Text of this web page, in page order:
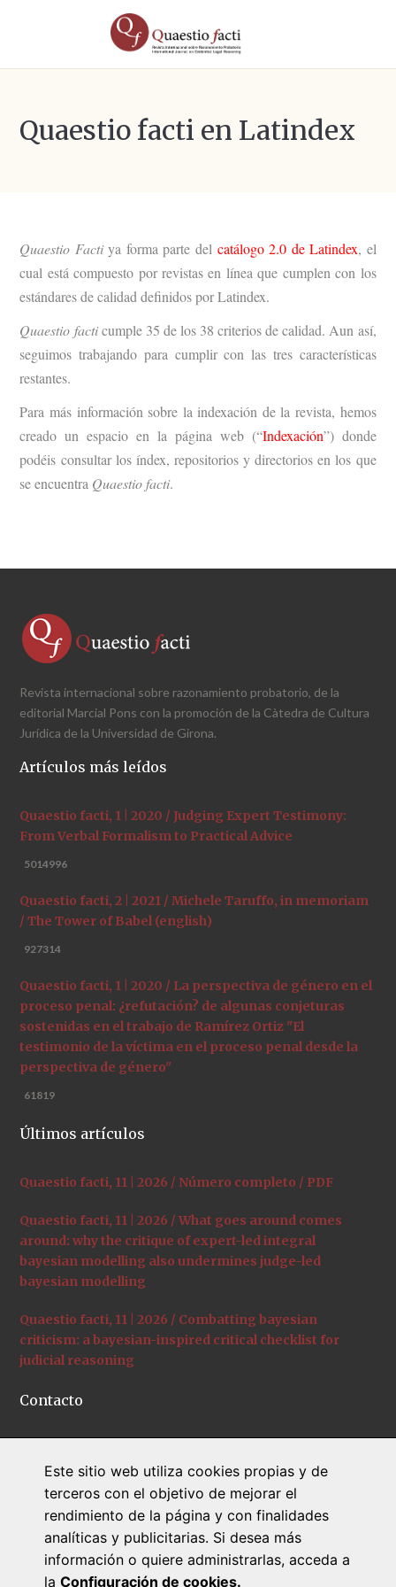
Quaestio facti en Latindex
Quaestio Factiya forma parte del catálogo 2.0 de Latindex, el
cual está compuesto por revistas en línea que cumplen con los
estándares de calidad definidos por Latindex.
Quaestio facticumple 35 de los 38 criterios de calidad. Aun así,
seguimos trabajando para cumplir con las tres características
restantes.
Para más información sobre la indexación de la revista, hemos
creado un espacio en la página web (“Indexación”) donde
podéis consultar los índex, repositorios y directorios en los que
se encuentra Quaestio facti.
Revista internacional sobre razonamiento probatorio, de la
editorial Marcial Pons con la promoción de la Càtedra de Cultura
Jurídica de la Universidad de Girona.
Artículos más leídos
Quaestio facti, 1 | 2020 / Judging Expert Testimony:
From Verbal Formalism to Practical Advice
5014996
Quaestio facti, 2 | 2021 / Michele Taruffo, in memoriam
/ The Tower of Babel (english)
927314
Quaestio facti, 1 | 2020 / La perspectiva de género en el
proceso penal: ¿refutación? de algunas conjeturas
sostenidas en el trabajo de Ramírez Ortiz "El
testimonio de la víctima en el proceso penal desde la
perspectiva de género"
61819
Últimos artículos
Quaestio facti, 11 | 2026 / Número completo / PDF
Quaestio facti, 11 | 2026 / What goes around comes
around: why the critique of expert-led integral
bayesian modelling also undermines judge-led
bayesian modelling
Quaestio facti, 11 | 2026 / Combatting bayesian
criticism: a bayesian-inspired critical checklist for
judicial reasoning
Contacto
+34 972 41 95 34
quaestiofacti@udg.edu
www.quaestiofacti.com
Este sitio web utiliza cookies propias y de
terceros con el objetivo de mejorar el
rendimiento de la página y con finalidades
analíticas y publicitarias. Si desea más
información o quiere administrarlas, acceda a
la Configuración de cookies.